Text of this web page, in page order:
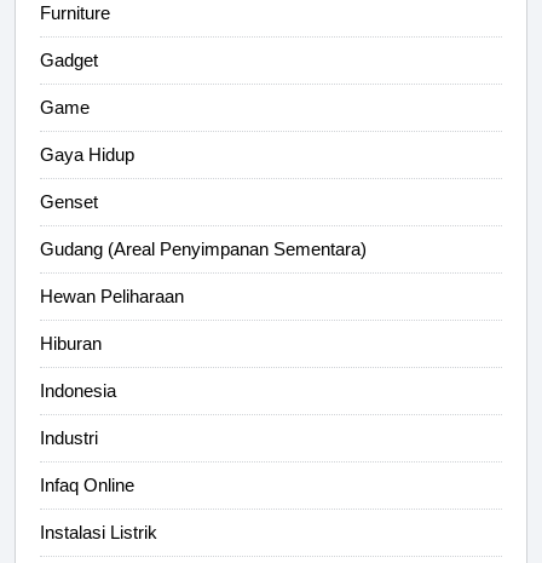
Furniture
Gadget
Game
Gaya Hidup
Genset
Gudang (Areal Penyimpanan Sementara)
Hewan Peliharaan
Hiburan
Indonesia
Industri
Infaq Online
Instalasi Listrik